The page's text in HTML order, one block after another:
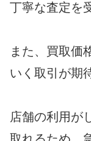
丁寧な査定を
また、買取価
いく取引が期
店舗の利用が